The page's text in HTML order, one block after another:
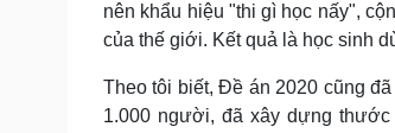
nên khẩu hiệu "thi gì học nấy",
của thế giới. Kết quả là học sinh
Theo tôi biết, Đề án 2020 cũng
1.000 người, đã xây dựng